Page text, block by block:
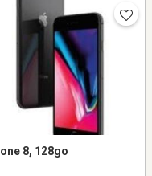
8, 128go